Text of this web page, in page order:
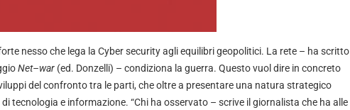
nesso che lega la Cyber security agli equilibri geopolitici. La rete – ha scritto
Net–war(ed. Donzelli) – condiziona la guerra. Questo vuol dire in concreto
del confronto tra le parti, che oltre a presentare una natura strategico
tecnologia e informazione. “Chi ha osservato – scrive il giornalista che ha alle